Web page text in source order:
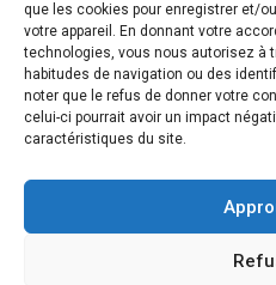
que les cookies pour enregistrer et/
votre appareil. En donnant votre
technologies, vous nous autorisez à
habitudes de navigation ou des
noter que le refus de donner votre
celui-ci pourrait avoir un impact
caractéristiques du site.
POINT DE SERVICE DE GRANDE-
134, Grande Allée Est
Grande-Rivière (Québec) G0C 1V0
Téléphone : 418 385-3499